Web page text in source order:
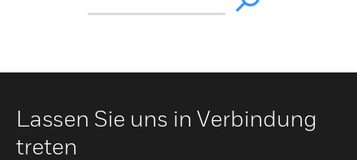
Lassen Sie uns in Verbindung
treten